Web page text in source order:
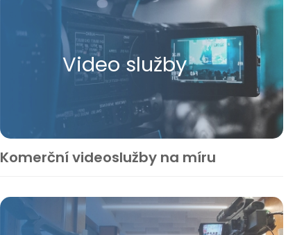
Video služby
Komerční videoslužby na míru